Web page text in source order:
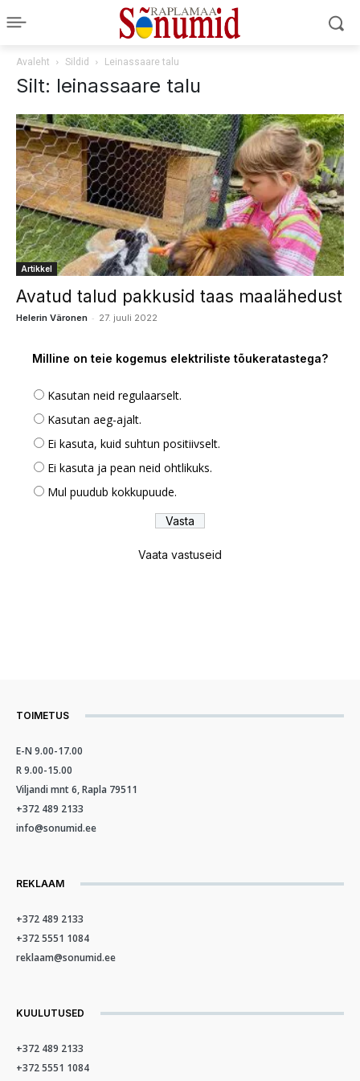
Avaleht Sildid Leinassaare talu
Silt: leinassaare talu
Artikkel
Avatud talud pakkusid taas maalähedust
Helerin Väronen - 27. juuli 2022
Milline on teie kogemus elektriliste tõukeratastega?
Kasutan neid regulaarselt.
Kasutan aeg-ajalt.
Ei kasuta, kuid suhtun positiivselt.
Ei kasuta ja pean neid ohtlikuks.
Mul puudub kokkupuude.
Vaata vastuseid
TOIMETUS
E-N 9.00-17.00
R 9.00-15.00
Viljandi mnt 6, Rapla 79511
+372 489 2133
info@sonumid.ee
REKLAAM
+372 489 2133
+372 5551 1084
reklaam@sonumid.ee
KUULUTUSED
+372 489 2133
+372 5551 1084